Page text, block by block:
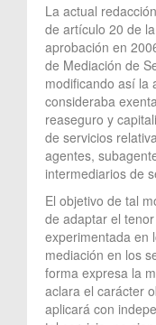
La actual
de artículo 20 de
aprobación en
de Mediación de
modificando así la
consideraba
reaseguro y
de servicios
agentes,
intermediarios de
El objetivo de tal
de adaptar el
experimentada en
mediación en los
forma expresa la
aclara el carácter
aplicará con